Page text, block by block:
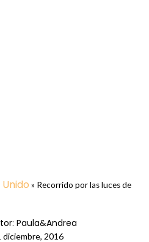
Unido » Recorrido por las luces de
Paula&Andrea
diciembre, 2016